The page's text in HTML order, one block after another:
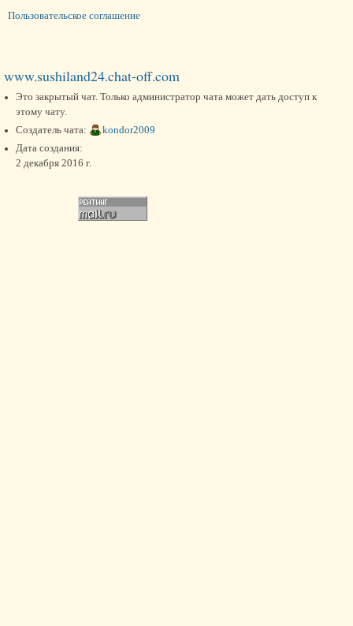
Пользовательское соглашение
www.sushiland24.chat-off.com
Это закрытый чат. Только администратор чата может дать доступ к
этому чату.
Создатель чата:
kоndor2009
Дата создания:
2 декабря 2016 г.